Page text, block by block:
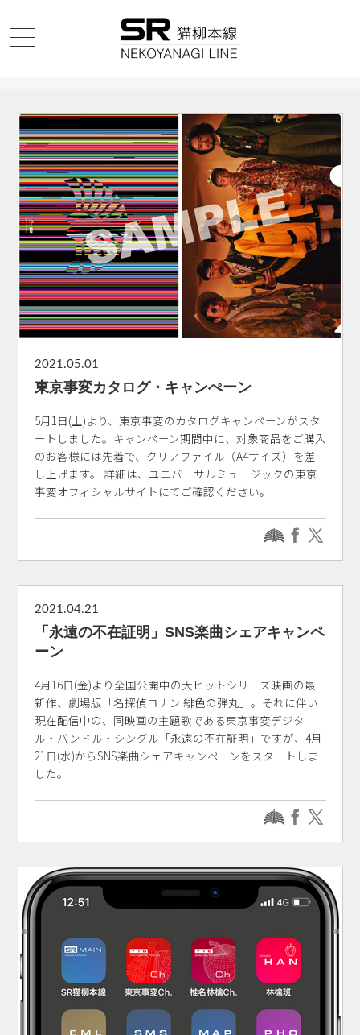
2021.05.01
東京事変カタログ・キャンぺーン
5月1日(土)より、東京事変のカタログキャンペーンがスタ
ートしました。キャンペーン期間中に、対象商品をご購入
のお客様には先着で、クリアファイル（A4サイズ）を差
し上げます。 詳細は、ユニバーサルミュージックの東京
事変オフィシャルサイトにてご確認ください。
2021.04.21
「永遠の不在証明」SNS楽曲シェアキャンペ
ーン
4月16日(金)より全国公開中の大ヒットシリーズ映画の最
新作、劇場版「名探偵コナン 緋色の弾丸」。それに伴い
現在配信中の、同映画の主題歌である東京事変デジタ
ル・バンドル・シングル「永遠の不在証明」ですが、4月
21日(水)からSNS楽曲シェアキャンペーンをスタートしま
した。